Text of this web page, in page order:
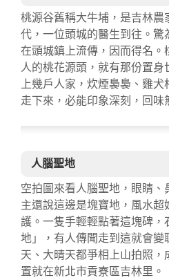
桃源谷舊稱大牛埔，是吉林農
代，一位頭城的醫生到往。驚
在頭城鎮上流傳，因而得名。
人的桃花源頭，就有那份置
上幾戶人家，炊煙裊裊、雞
走下來，必能印象深刻，回味
人腦聖地
空拍圖來看人腦聖地，眼睛
主還說這邊是塊寶地，風水超
護。一隻手輕輕點著這塊碑，
地」，有人傳聞走到這就會變
天、大晴天都爭相上山拍照，
置就在新北市貢寮區吉林里。